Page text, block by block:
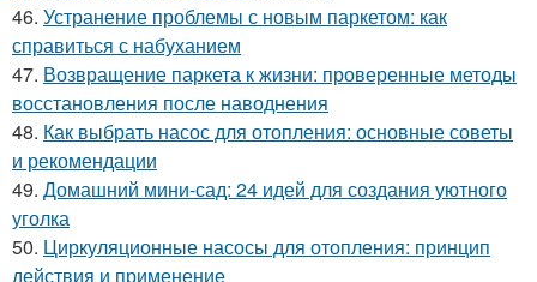
46. Устранение проблемы с новым паркетом: как
справиться с набуханием
47. Возвращение паркета к жизни: проверенные методы
восстановления после наводнения
48. Как выбрать насос для отопления: основные советы
и рекомендации
49. Домашний мини-сад: 24 идей для создания уютного
уголка
50. Циркуляционные насосы для отопления: принцип
действия и применение